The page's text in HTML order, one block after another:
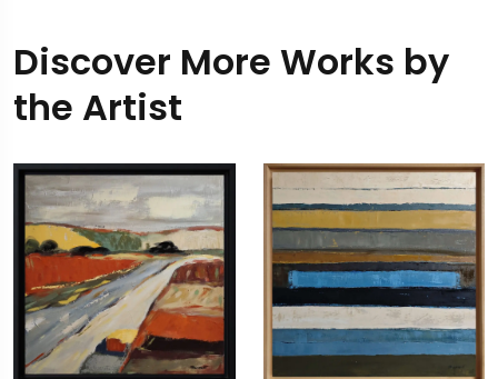
Discover More Works by
the Artist